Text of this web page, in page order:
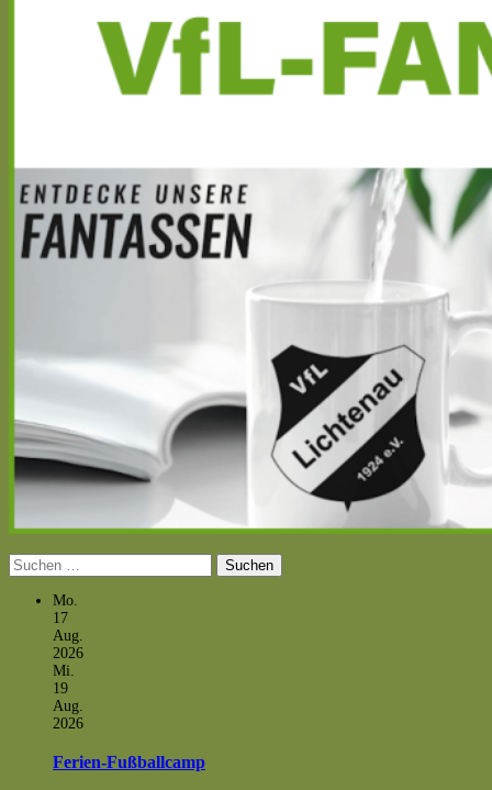
Suchen
nach:
Mo.
17
Aug.
2026
Mi.
19
Aug.
2026
Ferien-Fußballcamp